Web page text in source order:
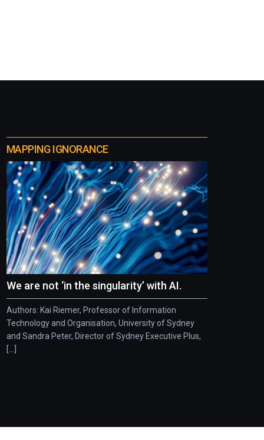
MAPPING IGNORANCE
We are not ‘in the singularity’ with AI.
Authors: Kai Riemer, Professor of Information
Technology and Organisation, University of Sydney
and Sandra Peter, Director of Sydney Executive Plus,
[...]